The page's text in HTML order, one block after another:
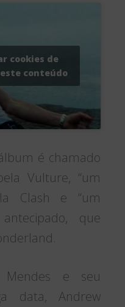
cookies de
conteúdo
é chamado
Vulture, “um
Clash e “um
que
Mendes e seu
data, Andrew